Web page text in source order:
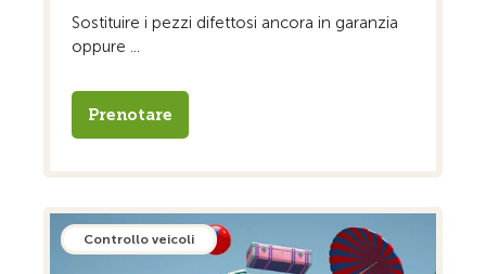
Sostituire i pezzi difettosi ancora in garanzia
oppure ...
Prenotare
Controllo veicoli